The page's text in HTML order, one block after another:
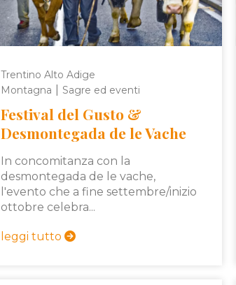
Trentino Alto Adige
Montagna
Sagre ed eventi
Festival del Gusto &
Desmontegada de le Vache
In concomitanza con la
desmontegada de le vache,
l'evento che a fine settembre/inizio
ottobre celebra...
leggi tutto